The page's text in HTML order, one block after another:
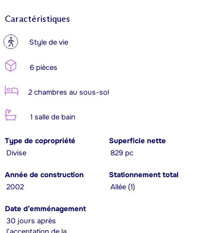
Caractéristiques
? Style de vie
6 pièces
2 chambres au sous-sol
1 salle de bain
Type de copropriété
Divise
Superficie nette
829 pc
Année de construction
2002
Stationnement total
Allée (1)
Date d’emménagement
30 jours après